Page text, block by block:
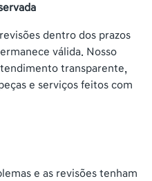
dentro dos prazos
válida. Nosso
transparente,
e serviços feitos com
e as revisões tenham